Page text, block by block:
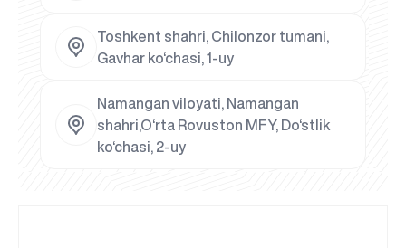
Toshkent shahri, Chilonzor tumani,
Gavhar ko‘chasi, 1-uy
Namangan viloyati, Namangan
shahri,O‘rta Rovuston MFY, Do‘stlik
ko‘chasi, 2-uy